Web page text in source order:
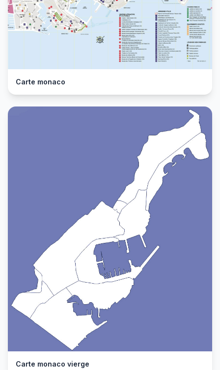
Carte monaco
Carte monaco vierge